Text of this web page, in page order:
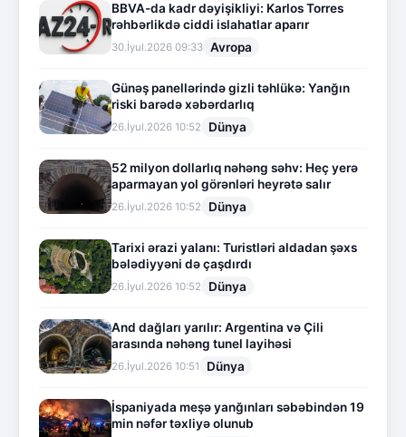
BBVA-da kadr dəyişikliyi: Karlos Torres
rəhbərlikdə ciddi islahatlar aparır
30.İyul.2026 09:33 Avropa
Günəş panellərində gizli təhlükə: Yanğın
riski barədə xəbərdarlıq
26.İyul.2026 10:52 Dünya
52 milyon dollarlıq nəhəng səhv: Heç yerə
aparmayan yol görənləri heyrətə salır
26.İyul.2026 10:52 Dünya
Tarixi ərazi yalanı: Turistləri aldadan şəxs
bələdiyyəni də çaşdırdı
26.İyul.2026 10:52 Dünya
And dağları yarılır: Argentina və Çili
arasında nəhəng tunel layihəsi
26.İyul.2026 10:51 Dünya
İspaniyada meşə yanğınları səbəbindən 19
min nəfər təxliyə olunub